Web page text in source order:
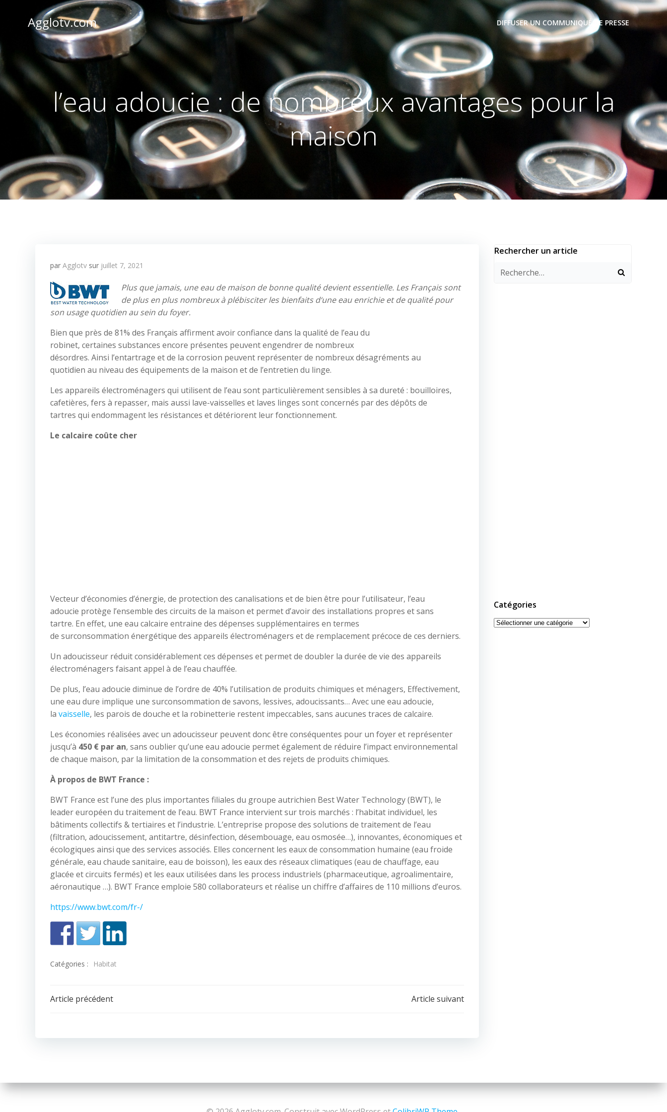
contenuAgglotv.com DIFFUSER UN COMMUNIQUÉ DE PRESSE
l’eau adoucie : de nombreux avantages pour la
maison
par Agglotv sur juillet 7, 2021
Plusque jamais, une eau de maison debonnequalité devient essentielle. LesFrançaissont
de plus en plus nombreux à plébisciter les bienfaits d‘une eau enrichie et de qualitépour
son usage quotidien au sein du foyer.
Bien que près de 81% des Français affirment avoir confiance dans la qualité de l’eau du
robinet, certaines substances encore présentes peuvent engendrer de nombreux
désordres. Ainsi l’entartrage et de la corrosion peuvent représenter de nombreux désagréments au
quotidien au niveau des équipements de la maison et de l’entretien du linge.
Les appareils électroménagers qui utilisent de l’eau sont particulièrement sensibles à sa dureté : bouilloires,
cafetières, fers à repasser, mais aussi lave-vaisselles et laves linges sont concernés par des dépôts de
tartres qui endommagent les résistances et détériorent leur fonctionnement.
Le calcaire coûte cher
Vecteur d’économies d’énergie, de protection des canalisations et de bien être pour l’utilisateur, l’eau
adoucie protège l’ensemble des circuits de la maison et permet d’avoir des installations propres et sans
tartre. En effet, une eau calcaire entraine des dépenses supplémentaires en termes
de surconsommation énergétique des appareils électroménagers et de remplacement précoce de ces derniers.
Un adoucisseur réduit considérablement ces dépenses et permet de doubler la durée de vie des appareils
électroménagers faisant appel à de l’eau chauffée.
De plus, l’eau adoucie diminue de l’ordre de 40% l’utilisation de produits chimiques et ménagers, Effectivement,
une eau dure implique une surconsommation de savons, lessives, adoucissants… Avec une eau adoucie,
la vaisselle, les parois de douche et la robinetterie restent impeccables, sans aucunes traces de calcaire.
Les économies réalisées avec un adoucisseur peuvent donc être conséquentes pour un foyer et représenter
jusqu’à 450 € par an, sans oublier qu’une eau adoucie permet également de réduire l’impact environnemental
de chaque maison, par la limitation de la consommation et des rejets de produits chimiques.
À propos de BWT France :
BWT France est l’une des plus importantes filiales du groupe autrichien Best Water Technology (BWT), le
leader européen du traitement de l’eau. BWT France intervient sur trois marchés : l’habitat individuel, les
bâtiments collectifs & tertiaires et l’industrie. L’entreprise propose des solutions de traitement de l’eau
(filtration, adoucissement, antitartre, désinfection, désembouage, eau osmosée…), innovantes, économiques et
écologiques ainsi que des services associés. Elles concernent les eaux de consommation humaine (eau froide
générale, eau chaude sanitaire, eau de boisson), les eaux des réseaux climatiques (eau de chauffage, eau
glacée et circuits fermés) et les eaux utilisées dans les process industriels (pharmaceutique, agroalimentaire,
aéronautique …). BWT France emploie 580 collaborateurs et réalise un chiffre d’affaires de 110 millions d’euros.
https://www.bwt.com/fr-/
Catégories : Habitat
Navigation
Article précédent Article suivant
Rechercher un article
Catégories
Catégories